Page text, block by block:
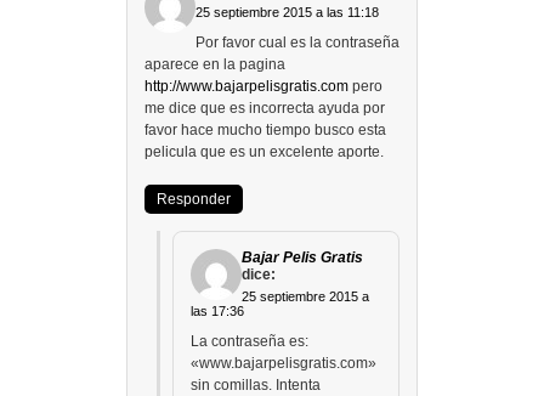
25 septiembre 2015 a las 11:18
Por favor cual es la contraseña
aparece en la pagina
http://www.bajarpelisgratis.com pero
me dice que es incorrecta ayuda por
favor hace mucho tiempo busco esta
pelicula que es un excelente aporte.
Responder
Bajar Pelis Gratis
dice:
25 septiembre 2015 a
las 17:36
La contraseña es:
«www.bajarpelisgratis.com»
sin comillas. Intenta